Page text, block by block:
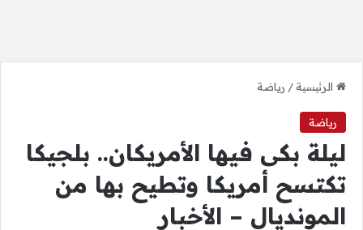
الرئيسية/ رياضة
رياضة
ليلة بكى فيها الأمريكان.. بلجيكا
تكتسح أمريكا وتطيح بها من
المونديال – الأخبار